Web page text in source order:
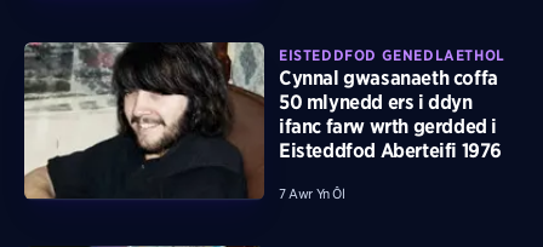
EISTEDDFOD GENEDLAETHOL
Cynnal gwasanaeth coffa
50 mlynedd ers i ddyn
ifanc farw wrth gerdded i
Eisteddfod Aberteifi 1976
7 Awr Yn Ôl